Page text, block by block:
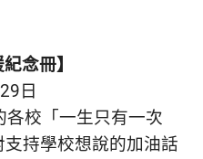
念冊】
日
各校「一生只有一次
持學校想說的加油話